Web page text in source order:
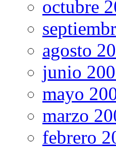
octubre
agosto
junio
mayo
marzo
febrero